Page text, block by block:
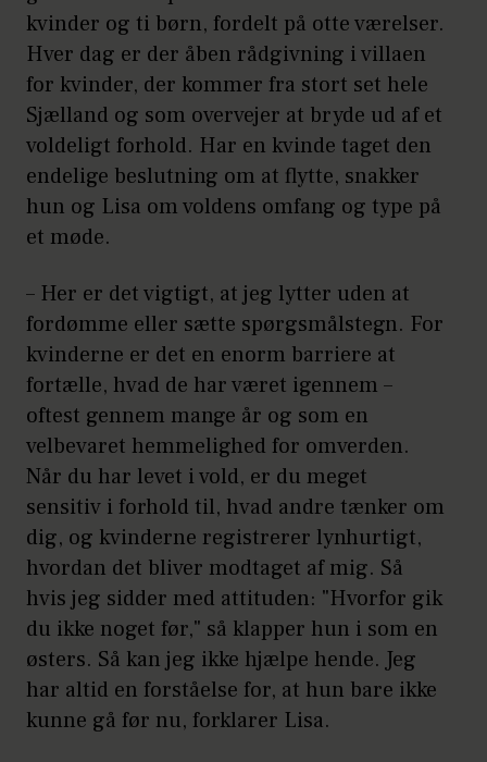
kvinder og ti børn, fordelt på otte værelser.
Hver dag er der åben rådgivning i villaen
for kvinder, der kommer fra stort set hele
Sjælland og som overvejer at bryde ud af et
voldeligt forhold. Har en kvinde taget den
endelige beslutning om at flytte, snakker
hun og Lisa om voldens omfang og type på
et møde.
– Her er det vigtigt, at jeg lytter uden at
fordømme eller sætte spørgsmålstegn. For
kvinderne er det en enorm barriere at
fortælle, hvad de har været igennem –
oftest gennem mange år og som en
velbevaret hemmelighed for omverden.
Når du har levet i vold, er du meget
sensitiv i forhold til, hvad andre tænker om
dig, og kvinderne registrerer lynhurtigt,
hvordan det bliver modtaget af mig. Så
hvis jeg sidder med attituden: "Hvorfor gik
du ikke noget før," så klapper hun i som en
østers. Så kan jeg ikke hjælpe hende. Jeg
har altid en forståelse for, at hun bare ikke
kunne gå før nu, forklarer Lisa.